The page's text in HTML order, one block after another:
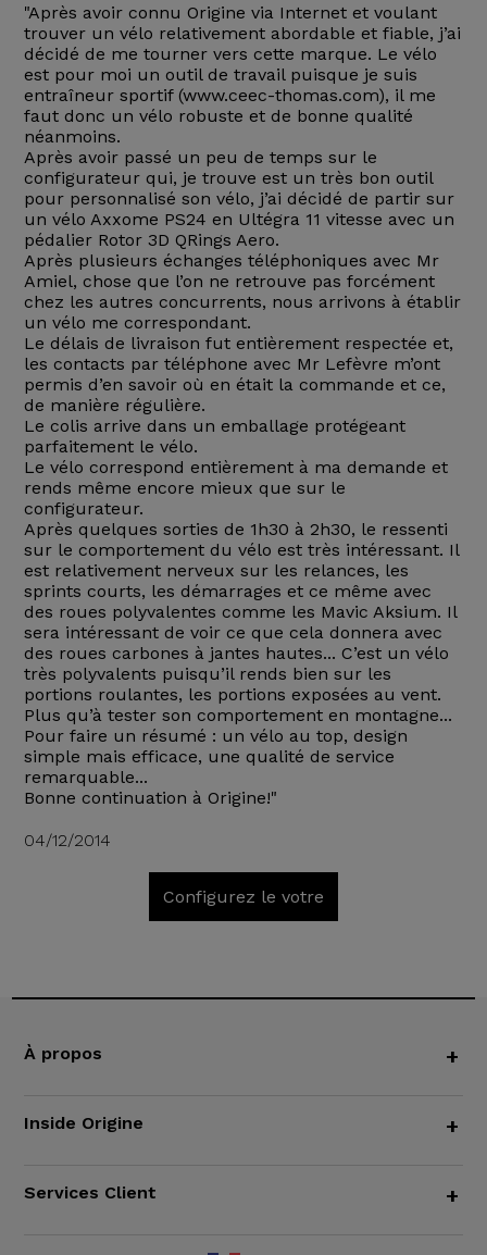
"Après avoir connu Origine via Internet et voulant
trouver un vélo relativement abordable et fiable, j’ai
décidé de me tourner vers cette marque. Le vélo
est pour moi un outil de travail puisque je suis
entraîneur sportif (www.ceec-thomas.com), il me
faut donc un vélo robuste et de bonne qualité
néanmoins.
Après avoir passé un peu de temps sur le
configurateur qui, je trouve est un très bon outil
pour personnalisé son vélo, j’ai décidé de partir sur
un vélo Axxome PS24 en Ultégra 11 vitesse avec un
pédalier Rotor 3D QRings Aero.
Après plusieurs échanges téléphoniques avec Mr
Amiel, chose que l’on ne retrouve pas forcément
chez les autres concurrents, nous arrivons à établir
un vélo me correspondant.
Le délais de livraison fut entièrement respectée et,
les contacts par téléphone avec Mr Lefèvre m’ont
permis d’en savoir où en était la commande et ce,
de manière régulière.
Le colis arrive dans un emballage protégeant
parfaitement le vélo.
Le vélo correspond entièrement à ma demande et
rends même encore mieux que sur le
configurateur.
Après quelques sorties de 1h30 à 2h30, le ressenti
sur le comportement du vélo est très intéressant. Il
est relativement nerveux sur les relances, les
sprints courts, les démarrages et ce même avec
des roues polyvalentes comme les Mavic Aksium. Il
sera intéressant de voir ce que cela donnera avec
des roues carbones à jantes hautes... C’est un vélo
très polyvalents puisqu’il rends bien sur les
portions roulantes, les portions exposées au vent.
Plus qu’à tester son comportement en montagne...
Pour faire un résumé : un vélo au top, design
simple mais efficace, une qualité de service
remarquable...
Bonne continuation à Origine!"
04/12/2014
Configurez le votre
À propos +
Inside Origine +
Services Client +